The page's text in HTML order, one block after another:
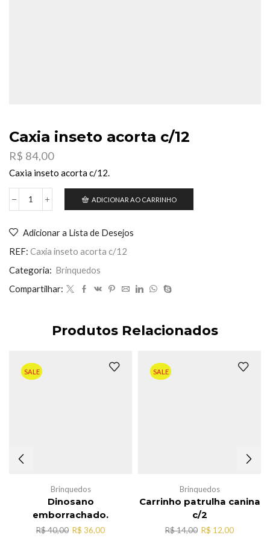
Caxia inseto acorta c/12
R$ 84,00
Caxia inseto acorta c/12.
Caxia
c/12
quantidade
ADICIONAR AO CARRINHO
Adicionar a Lista de Desejos
REF: Caxia inseto acorta c/12
Categoria: Brinquedos
Compartilhar:
Produtos Relacionados
SALE
Brinquedos
Dinosano
emborrachado.
R$40,00 O
R$ 36,00O
SALE
Brinquedos
Carrinho patrulha canina
c/2
R$14,00 O
R$ 12,00O